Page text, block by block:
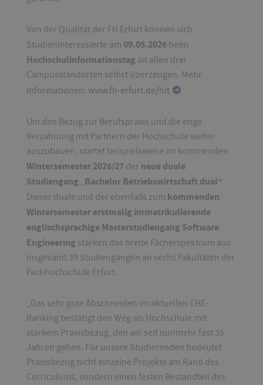
Von der Qualität der FH Erfurt können sich
Studieninteressierte am 09.05.2026 beim
Hochschulinformationstag an allen drei
Campusstandorten selbst überzeugen. Mehr
Informationen: www.fh-erfurt.de/hit
Um den Bezug zur Berufspraxis und die enge
Verzahnung mit Partnern der Hochschule weiter
auszubauen, startet beispielsweise im kommenden
Wintersemester 2026/27 der neue duale
Studiengang „Bachelor Betriebswirtschaft dual“.
Dieser duale und der ebenfalls zum kommenden
Wintersemester erstmalig immatrikulierende
englischsprachige Masterstudiengang Software
Engineering stärken das breite Fächerspektrum aus
insgesamt 39 Studiengängen an sechs Fakultäten der
Fachhochschule Erfurt.
„Das sehr gute Abschneiden im aktuellen CHE-
Ranking bestätigt den Weg als Hochschule mit
starkem Praxisbezug, den wir seit nunmehr fast 35
Jahren gehen. Für unsere Studierenden bedeutet
Praxisbezug nicht einzelne Projekte am Rand des
Curriculums, sondern einen festen Bestandteil des